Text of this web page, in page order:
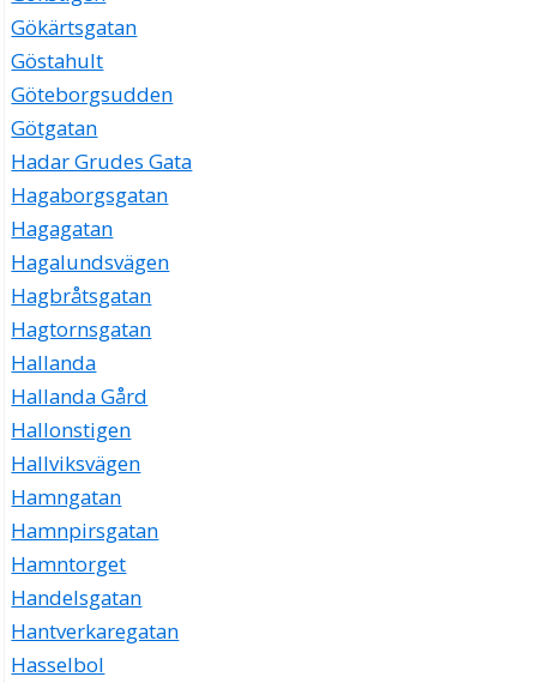
Gökärtsgatan
Göstahult
Göteborgsudden
Götgatan
Hadar Grudes Gata
Hagaborgsgatan
Hagagatan
Hagalundsvägen
Hagbråtsgatan
Hagtornsgatan
Hallanda
Hallanda Gård
Hallonstigen
Hallviksvägen
Hamngatan
Hamnpirsgatan
Hamntorget
Handelsgatan
Hantverkaregatan
Hasselbol